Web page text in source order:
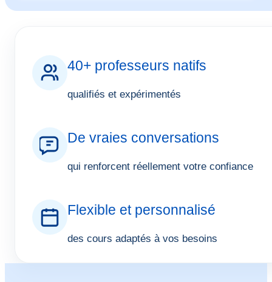
40+ professeurs natifs
qualifiés et expérimentés
De vraies conversations
qui renforcent réellement votre confiance
Flexible et personnalisé
des cours adaptés à vos besoins